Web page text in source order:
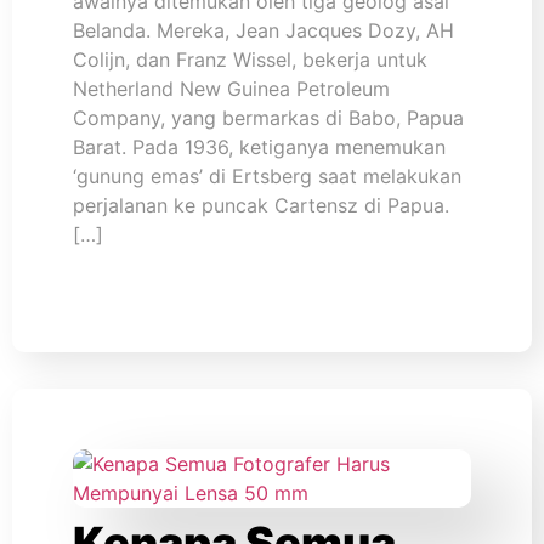
Belanda. Mereka, Jean Jacques Dozy, AH
Colijn, dan Franz Wissel, bekerja untuk
Netherland New Guinea Petroleum
Company, yang bermarkas di Babo, Papua
Barat. Pada 1936, ketiganya menemukan
‘gunung emas’ di Ertsberg saat melakukan
perjalanan ke puncak Cartensz di Papua.
[…]